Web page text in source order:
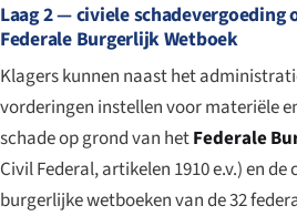
Laag 2 — civiele schadevergoeding
Federale Burgerlijk Wetboek
Klagers kunnen naast het
vorderingen instellen voor materiële
schade op grond van hetFederale
Civil Federal, artikelen 1910 e.v.) en
burgerlijke wetboeken van de 32